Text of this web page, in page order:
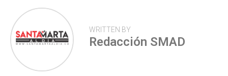
WRITTEN BY
Redacción SMAD